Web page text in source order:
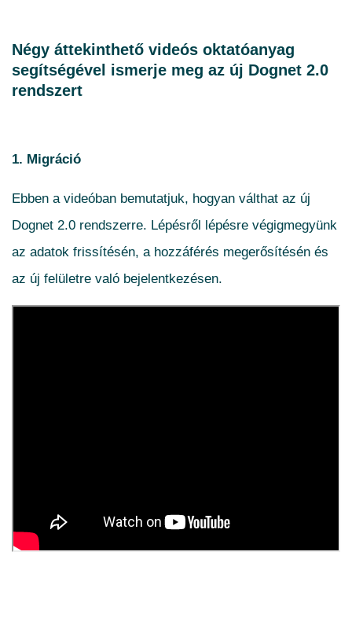
Négy áttekinthető videós oktatóanyag
segítségével ismerje meg az új Dognet 2.0
rendszert
1. Migráció
Ebben a videóban bemutatjuk, hogyan válthat az új
Dognet 2.0 rendszerre. Lépésről lépésre végigmegyünk
az adatok frissítésén, a hozzáférés megerősítésén és
az új felületre való bejelentkezésen.